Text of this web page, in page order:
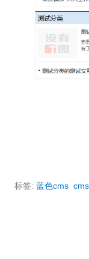
标签:蓝色cms